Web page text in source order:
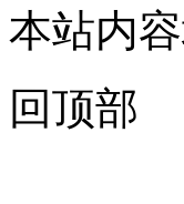
本站内
回顶部